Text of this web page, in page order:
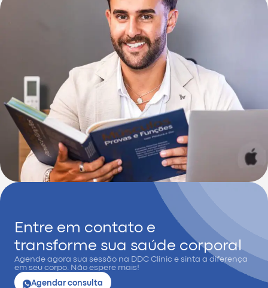
Entre em contato e
transforme sua saúde corporal
Agende agora sua sessão na DDC Clinic e sinta a diferença
em seu corpo. Não espere mais!
Agendar consulta